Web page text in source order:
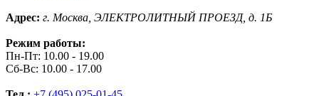
Адрес: г. Москва, ЭЛЕКТРОЛИТНЫЙ ПРОЕЗД, д. 1Б
Режим работы:
Пн-Пт: 10.00 - 19.00
Сб-Вс: 10.00 - 17.00